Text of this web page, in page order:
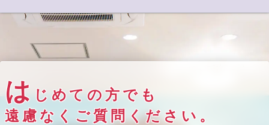
はじめての方でも
遠慮なくご質問ください。